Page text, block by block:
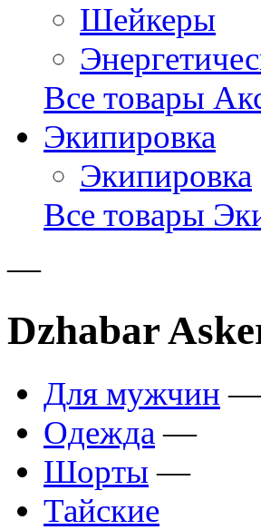
Шейкеры
Все товары
Экипировка
Экипировка
Все товары
—
Dzhabar
Для мужчин —
Одежда —
Шорты —
Тайские